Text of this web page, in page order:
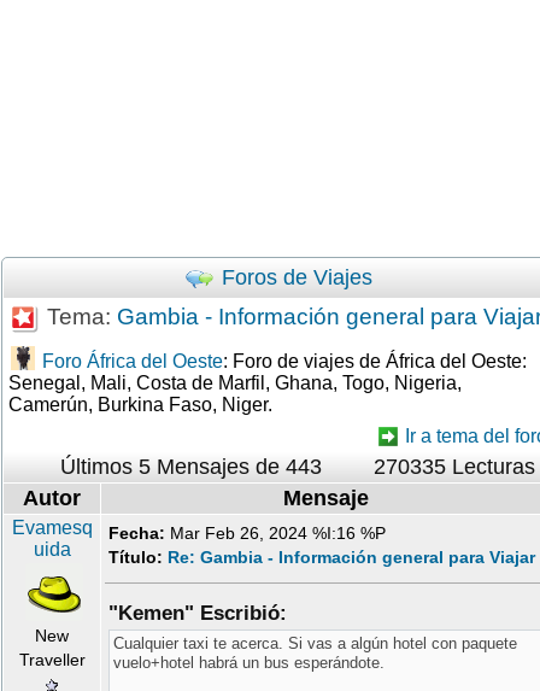
Foros de Viajes
Tema: Gambia - Información general para
Foro África del Oeste: Foro de viajes de África del Oeste:
Senegal, Mali, Costa de Marfil, Ghana, Togo, Nigeria,
Camerún, Burkina Faso, Niger.
Ir a tema del
Últimos 5 Mensajes de 443
270335 Lecturas
Autor
Mensaje
Evamesq
uida
New
Traveller
Fecha: Mar Feb 26, 2024 %I:16 %P
Título: Re: Gambia - Información general para Viajar
"Kemen" Escribió:
Cualquier taxi te acerca. Si vas a algún hotel con paquete
vuelo+hotel habrá un bus esperándote.